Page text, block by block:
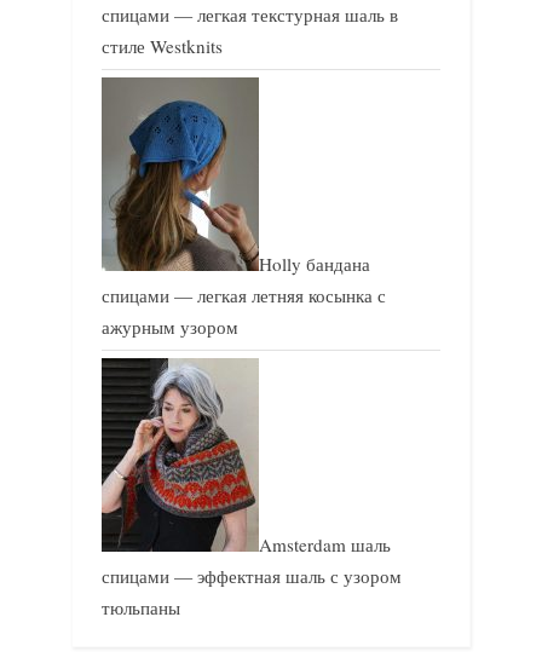
спицами — легкая текстурная шаль в
стиле Westknits
Holly бандана
спицами — легкая летняя косынка с
ажурным узором
Amsterdam шаль
спицами — эффектная шаль с узором
тюльпаны